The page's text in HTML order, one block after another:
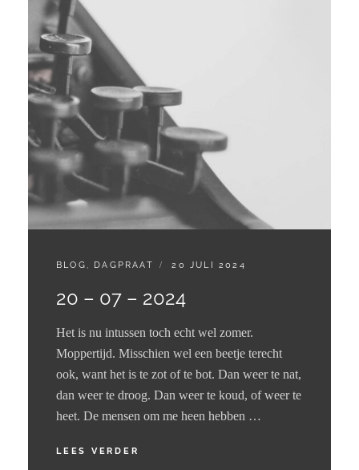
CATEGORIES:
BLOG , DAGPRAAT
GEPLAATST
20 JULI 2024
20 – 07 – 2024
Het is nu intussen toch echt wel zomer.
Moppertijd. Misschien wel een beetje terecht
ook, want het is te zot of te bot. Dan weer te nat,
dan weer te droog. Dan weer te koud, of weer te
heet. De mensen om me heen hebben …
LEES VERDER